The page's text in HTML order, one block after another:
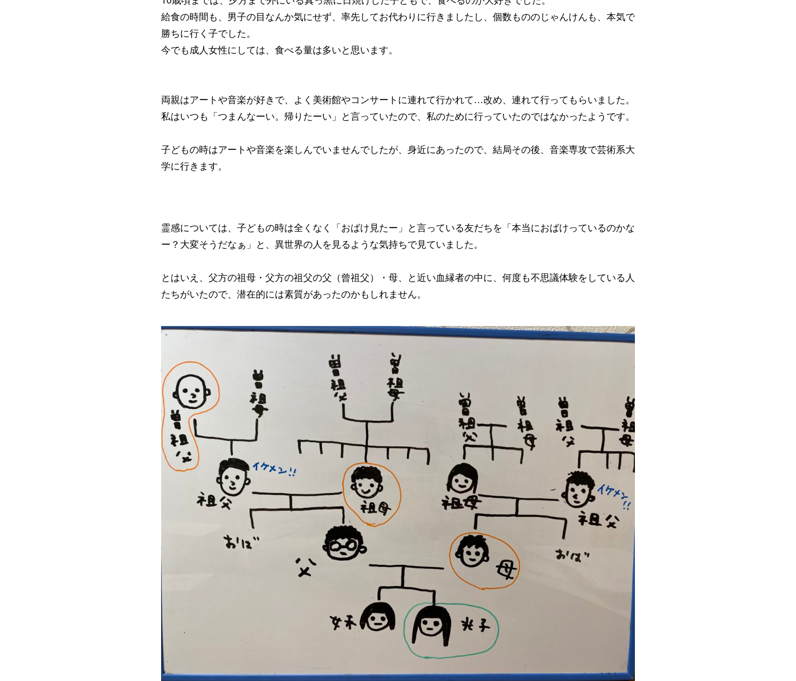
給食の時間も、男子の目なんか気にせず、率先してお代わりに行きましたし、個数もののじゃんけんも、本気で
勝ちに行く子でした。
今でも成人女性にしては、食べる量は多いと思います。
両親はアートや音楽が好きで、よく美術館やコンサートに連れて行かれて…改め、連れて行ってもらいました。
私はいつも「つまんなーい。帰りたーい」と言っていたので、私のために行っていたのではなかったようです。
子どもの時はアートや音楽を楽しんでいませんでしたが、身近にあったので、結局その後、音楽専攻で芸術系大
学に行きます。
霊感については、子どもの時は全くなく「おばけ見たー」と言っている友だちを「本当におばけっているのかな
ー？大変そうだなぁ」と、異世界の人を見るような気持ちで見ていました。
とはいえ、父方の祖母・父方の祖父の父（曾祖父）・母、と近い血縁者の中に、何度も不思議体験をしている人
たちがいたので、潜在的には素質があったのかもしれません。